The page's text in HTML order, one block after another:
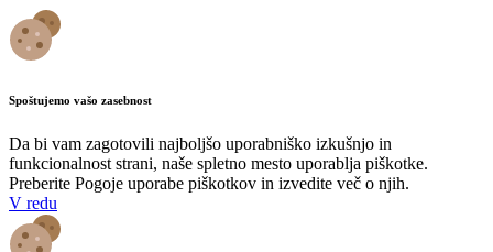
Spoštujemo vašo zasebnost
Da bi vam zagotovili najboljšo uporabniško izkušnjo in
funkcionalnost strani, naše spletno mesto uporablja piškotke.
Preberite Pogoje uporabe piškotkov in izvedite več o njih.
V redu